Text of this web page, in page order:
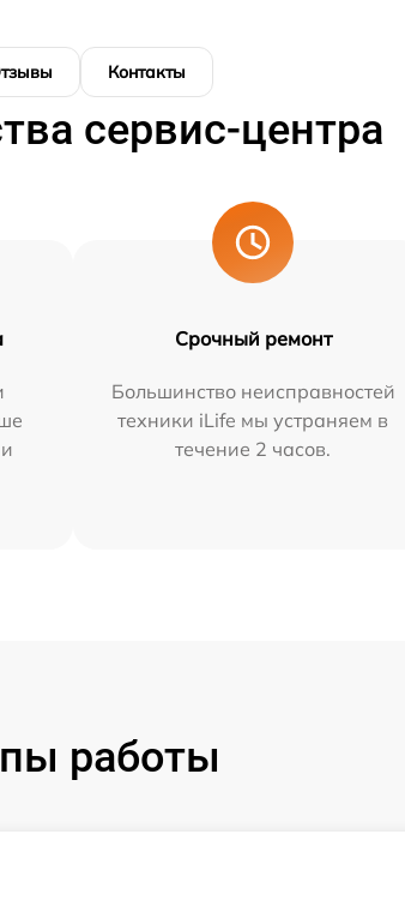
Контакты
сервис-центра
Срочный ремонт
Большинство неисправностей
техники iLife мы устраняем в
течение 2 часов.
работы